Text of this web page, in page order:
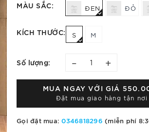
MÀU SẮC: ĐEN ĐỎ
KÍCH THƯỚC: S M
Số lượng: – +
MUA NGAY VỚI GIÁ
Đặt mua giao hàng tận nơi
Gọi đặt mua:0346818296 (miễn phí